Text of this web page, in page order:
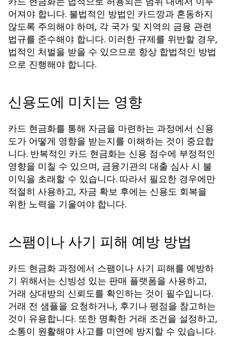
어져야 합니다. 불법적인 방법인 카드깡과 혼동하지
않도록 주의해야 하며, 각 국가 및 지역의 금융 관련
법규를 준수해야 합니다. 이러한 규제를 위반할 경우,
법적인 처벌을 받을 수 있으므로 항상 합법적인 방법
으로 진행해야 합니다.
신용도에 미치는 영향
카드 현금화를 통해 자금을 마련하는 과정에서 신용
도가 어떻게 영향을 받는지를 이해하는 것이 중요합
니다. 반복적인 카드 현금화는 신용 점수에 부정적인
영향을 미칠 수 있으며, 금융기관의 대출 심사 시 불
이익을 초래할 수 있습니다. 따라서 필요한 경우에만
적절히 사용하고, 자금 확보 후에는 신용도 회복을
위한 노력을 기울여야 합니다.
스팸이나 사기 피해 예방 방법
카드 현금화 과정에서 스팸이나 사기 피해를 예방하
기 위해서는 신빙성 있는 판매 플랫폼을 사용하고,
거래 상대방의 신뢰도를 확인하는 것이 필수입니다.
거래 전 샘플을 요청하거나, 후기나 평점을 참고하는
것이 유용합니다. 또한 명확한 거래 조건을 설정하고,
소통이 원활해야 사고를 미연에 방지할 수 있습니다.